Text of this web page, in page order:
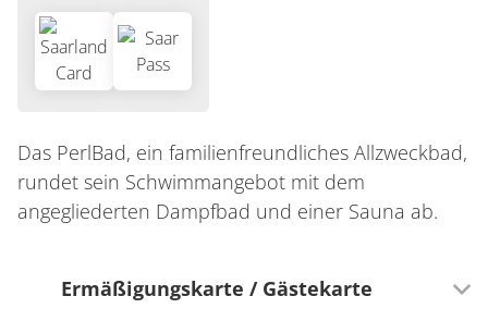
Das PerlBad, ein familienfreundliches Allzweckbad,
rundet sein Schwimmangebot mit dem
angegliederten Dampfbad und einer Sauna ab.
Ermäßigungskarte / Gästekarte